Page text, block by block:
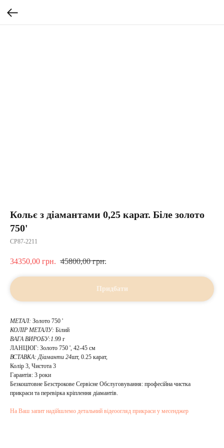
Кольє з діамантами 0,25 карат. Біле золото
750'
CP87-2211
34350,00 грн. 45800,00 грн.
Придбати
МЕТАЛ: Золото 750 '
КОЛІР МЕТАЛУ: Білий
ВАГА ВИРОБУ:1.99 г
ЛАНЦЮГ: Золото 750 ', 42-45 см
ВСТАВКА: Діаманти 24шт, 0.25 карат,
Колір 3, Чистота 3
Гарантія: 3 роки
Безкоштовне Безстрокове Сервісне Обслуговування: професійна чистка
прикраси та перевірка кріплення діамантів.
На Ваш запит надійшлемо детальний відеоогляд прикраси у месенджер